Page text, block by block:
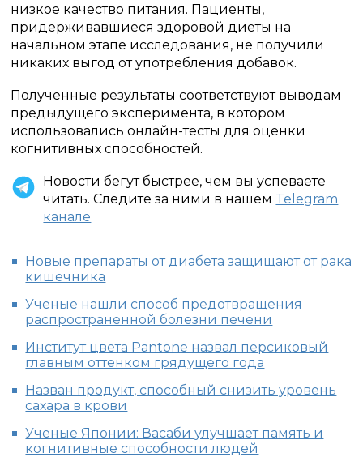
низкое качество питания. Пациенты,
придерживавшиеся здоровой диеты на
начальном этапе исследования, не получили
никаких выгод от употребления добавок.
Полученные результаты соответствуют выводам
предыдущего эксперимента, в котором
использовались онлайн-тесты для оценки
когнитивных способностей.
Новости бегут быстрее, чем вы успеваете
читать. Следите за ними в нашем Telegram
канале
Новые препараты от диабета защищают от рака
кишечника
Ученые нашли способ предотвращения
распространенной болезни печени
Институт цвета Pantone назвал персиковый
главным оттенком грядущего года
Назван продукт, способный снизить уровень
сахара в крови
Ученые Японии: Васаби улучшает память и
когнитивные способности людей